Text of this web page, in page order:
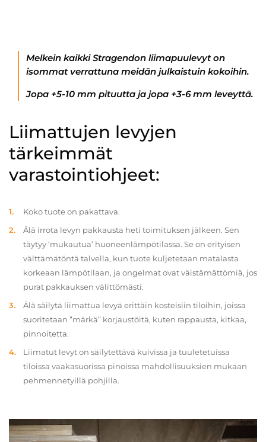
Melkein kaikki Stragendon liimapuulevyt on
isommat verrattuna meidän julkaistuin kokoihin.
Jopa +5-10 mm pituutta ja jopa +3-6 mm leveyttä.
Liimattujen levyjen
tärkeimmät
varastointiohjeet:
Koko tuote on pakattava.
Älä irrota levyn pakkausta heti toimituksen jälkeen. Sen
täytyy ‘mukautua’ huoneenlämpötilassa. Se on erityisen
välttämätöntä talvella, kun tuote kuljetetaan matalasta
korkeaan lämpötilaan, ja ongelmat ovat väistämättömiä, jos
purat pakkauksen välittömästi.
Älä säilytä liimattua levyä erittäin kosteisiin tiloihin, joissa
suoritetaan ”märkä” korjaustöitä, kuten rappausta, kitkaa,
pinnoitetta.
Liimatut levyt on säilytettävä kuivissa ja tuuletetuissa
tiloissa vaakasuorissa pinoissa mahdollisuuksien mukaan
pehmennetyillä pohjilla.